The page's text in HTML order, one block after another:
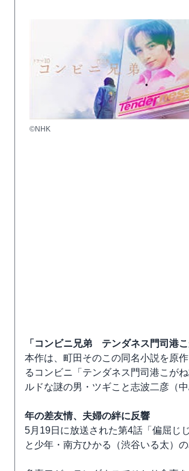
©NHK
「コンビニ兄弟 テンダネス門司港
本作は、町田そのこの同名小説を原
るコンビニ「テンダネス門司港こが
ルドな謎の男・ツギこと志波二彦（
年の差友情、夫婦の絆に反響
5月19日に放送された第4話「偏屈じ
と少年・南方ひかる（渋谷いる太）の